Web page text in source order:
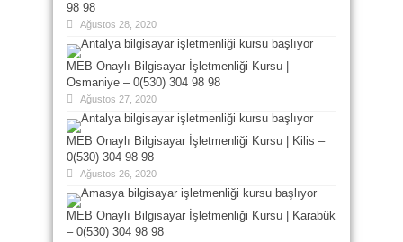
98 98
Ağustos 28, 2020
MEB Onaylı Bilgisayar İşletmenliği Kursu |
Osmaniye – 0(530) 304 98 98
Ağustos 27, 2020
MEB Onaylı Bilgisayar İşletmenliği Kursu | Kilis –
0(530) 304 98 98
Ağustos 26, 2020
MEB Onaylı Bilgisayar İşletmenliği Kursu | Karabük
– 0(530) 304 98 98